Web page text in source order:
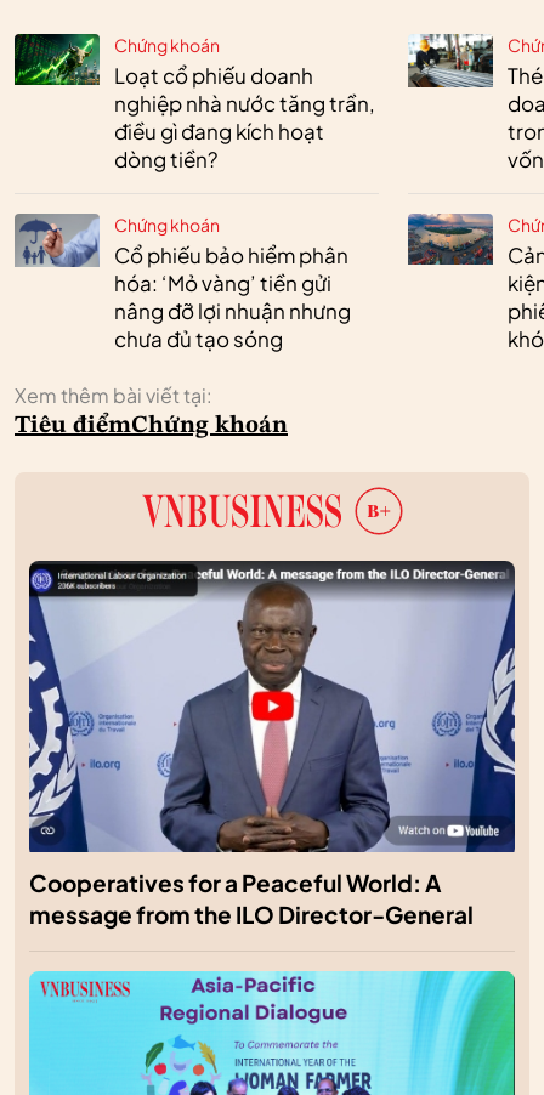
Chứng khoán
Loạt cổ phiếu doanh
nghiệp nhà nước tăng trần,
điều gì đang kích hoạt
dòng tiền?
Chứng khoán
Cổ phiếu bảo hiểm phân
hóa: ‘Mỏ vàng’ tiền gửi
nâng đỡ lợi nhuận nhưng
chưa đủ tạo sóng
vốn
Xem thêm bài viết tại:
Tiêu điểmChứng khoán
Cooperatives for a Peaceful World: A
message from the ILO Director-General